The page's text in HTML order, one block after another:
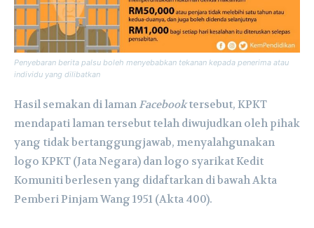
Penyebaran berita palsu boleh menyebabkan tekanan kepada penerima atau
individu yang dilibatkan
Hasil semakan di laman Facebooktersebut, KPKT
mendapati laman tersebut telah diwujudkan oleh pihak
yang tidak bertanggungjawab, menyalahgunakan
logo KPKT (Jata Negara) dan logo syarikat Kedit
Komuniti berlesen yang didaftarkan di bawah Akta
Pemberi Pinjam Wang 1951 (Akta 400).